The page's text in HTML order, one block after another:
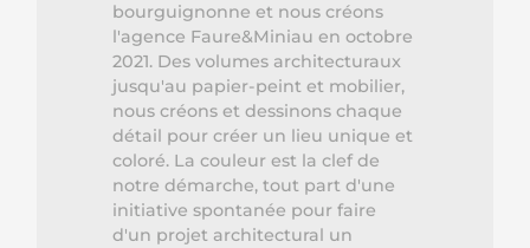
bourguignonne et nous créons
l'agence Faure&Miniau en octobre
2021. Des volumes architecturaux
jusqu'au papier-peint et mobilier,
nous créons et dessinons chaque
détail pour créer un lieu unique et
coloré. La couleur est la clef de
notre démarche, tout part d'une
initiative spontanée pour faire
d'un projet architectural un